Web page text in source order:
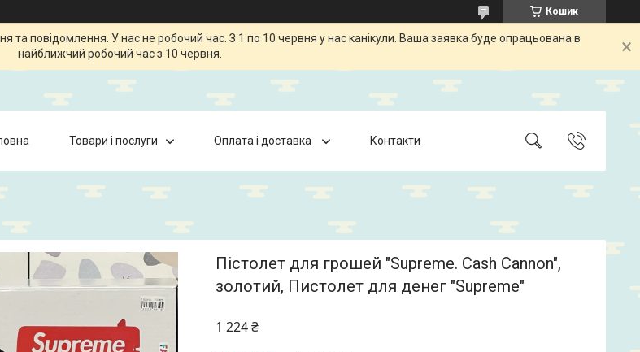
Кошик
повідомлення. У нас не робочий час. З 1 по 10 червня у нас канікули. Ваша заявка буде опрацьована в
найближчий робочий час з 10 червня.
Товари і послуги Оплата і доставка Контакти
Пістолет для грошей "Supreme. Cash Cannon",
золотий, Пистолет для денег "Supreme"
1 224 ₴